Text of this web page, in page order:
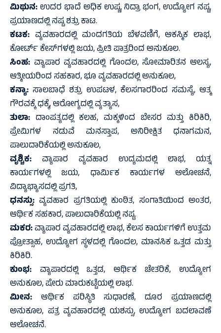
ಮಿಥುನ: ಉದರ ಭಾದೆ ಅಧಿಕ ಉಷ್ಣ, ನಿದ್ರಾ ಭಂಗ, ಉದ್ಯೋಗ ನಷ್ಟ,
ಪ್ರಯಾಣದಲ್ಲಿ ನಷ್ಟ ಶತ್ರು ಕಾಟ.
ಕಟಕ: ವ್ಯವಹಾರದಲ್ಲಿ ಮಂದಗತಿಯ ಬೆಳವಣಿಗೆ, ಆಕಸ್ಮಿಕ ಲಾಭ,
ಕೋರ್ಟ್ ಕೇಸ್‌ಗಳಲ್ಲಿ ಜಯ, ಪ್ರೀತಿ ಪಾತ್ರರಿಂದ ಅನುಕೂಲ.
ಸಿಂಹ: ವ್ಯಾಪಾರ ವ್ಯವಹಾರದಲ್ಲಿ ಗೊಂದಲ, ಸೋಮಾರಿತನ ಆಲಸ್ಯ,
ಆತ್ಮೀಯರಿಂದ ಸಹಕಾರ, ಭೂ ವ್ಯವಹಾರದಲ್ಲಿ ಅನುಕೂಲ,
ಕನ್ಯಾ: ಸಾಲಬಾಧೆ ಶತ್ರು ಉಪಟಳ, ಕೆಲಸಗಾರರಿಂದ ಸಮಸ್ಯೆ, ಆತ್ಮ
ಗೌರವಕ್ಕೆ ಧಕ್ಕೆ, ಆರೋಗ್ಯದಲ್ಲಿ ವ್ಯತ್ಯಾಸ,
ತುಲಾ: ದಾಂಪತ್ಯದಲ್ಲಿ ಕಲಹ, ಮಕ್ಕಳಿಂದ ಬೇಸರ ಮತ್ತು ಕಿರಿಕಿರಿ,
ಪ್ರೇಮಿಗಳ ನಡುವೆ ಮನಸ್ತಾಪ, ಅನಿರೀಕ್ಷಿತ ಧನಾಗಮನ,
ಪಾಲುದಾರಿಕೆಯಲ್ಲಿ ಅನುಕೂಲ,
ವೃಶ್ಚಿಕ: ವ್ಯಾಪಾರ ವ್ಯವಹಾರ ಉದ್ಯಮದಲ್ಲಿ ಲಾಭ, ಯತ್ನ
ಕಾರ್ಯಗಳಲ್ಲಿ ಜಯ, ಧಾರ್ಮಿಕ ಕಾರ್ಯಗಳ ಆಲೋಚನೆ,
ವಿದ್ಯಾಭ್ಯಾಸದಲ್ಲಿ ಪ್ರಗತಿ,
ಧನಸ್ಸು: ವ್ಯವಹಾರ ಪ್ರಗತಿಯಲ್ಲಿ ಕುಂಠಿತ, ಸಂಗಾತಿಯಿಂದ ಅಂತರ,
ಆರ್ಥಿಕ ಸಹಕಾರ, ಪಾಲುದಾರಿಕೆಯಲ್ಲಿ ನಷ್ಟ.
ಮಕರ:ವ್ಯಾಪಾರ ವ್ಯವಹಾರದಲ್ಲಿ ಲಾಭ, ಕೆಲಸ ಕಾರ್ಯಗಳಿಗೆ ಉತ್ತಮ
ಪ್ರೋತ್ಸಾಹ, ಉದ್ಯೋಗ ಸ್ಥಳದಲ್ಲಿ ಗೊಂದಲ, ಮಾನಸಿಕ ಒತ್ತಡ ಮತ್ತು
ಕಿರಿಕಿರಿ.
ಕುಂಭ: ವ್ಯಾಪಾರದಲ್ಲಿ ಒತ್ತಡ, ಆರ್ಥಿಕ ಚೇತರಿಕೆ, ಉದ್ಯೋಗ
ಅನುಕೂಲ, ಷೇರು ಮಾರುಕಟ್ಟೆಯಲ್ಲಿ ಲಾಭ.
ಮೀನ: ಆರ್ಥಿಕ ಪರಿಸ್ಥಿತಿ ಸುಧಾರಣೆ, ದೂರ ಪ್ರಯಾಣದಲ್ಲಿ
ಅನುಕೂಲ, ಪತ್ರ ವ್ಯವಹಾರದಲ್ಲಿ ಯಶಸ್ಸು, ಉದ್ಯೋಗ ಬದಲಾವಣೆ
ಆಲೋಚನೆ.